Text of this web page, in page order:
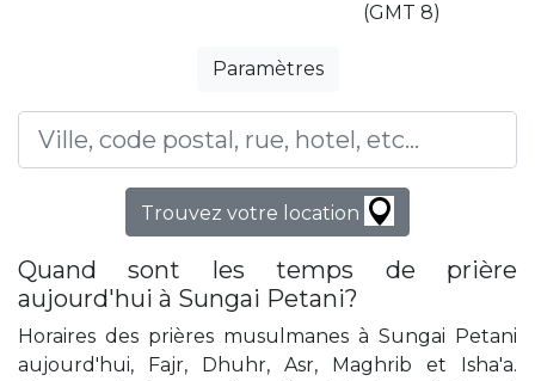
(GMT 8)
Paramètres
Trouvez votre location
Quand sont les temps de prière
aujourd'hui à Sungai Petani?
Horaires des prières musulmanes à Sungai Petani
aujourd'hui, Fajr, Dhuhr, Asr, Maghrib et Isha'a.